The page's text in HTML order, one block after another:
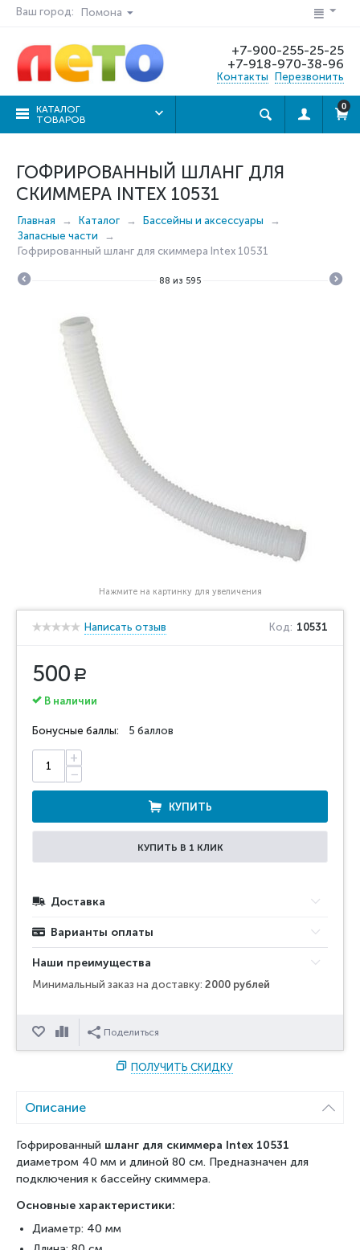
Ваш город: Помона
+7-900-255-25-25
+7-918-970-38-96
Контакты Перезвонить
КАТАЛОГ
ТОВАРОВ
0
ГОФРИРОВАННЫЙ ШЛАНГ ДЛЯ
СКИММЕРА INTEX 10531
Главная Каталог
Бассейны и аксессуары
Запасные части
Гофрированный шланг для скиммера Intex 10531
88 из 595
Нажмите на картинку для увеличения
Написать отзыв Код: 10531
500 Р
В наличии
Бонусные баллы: 5 баллов
+
−
КУПИТЬ
КУПИТЬ В 1 КЛИК
Доставка
Варианты оплаты
Наши преимущества
Минимальный заказ на доставку: 2000 рублей
ОтложитьСравнитьПоделиться
ПОЛУЧИТЬ СКИДКУ
Описание
Гофрированный шланг для скиммера Intex 10531
диаметром 40 мм и длиной 80 см. Предназначен для
подключения к бассейну скиммера.
Основные характеристики:
Диаметр: 40 мм